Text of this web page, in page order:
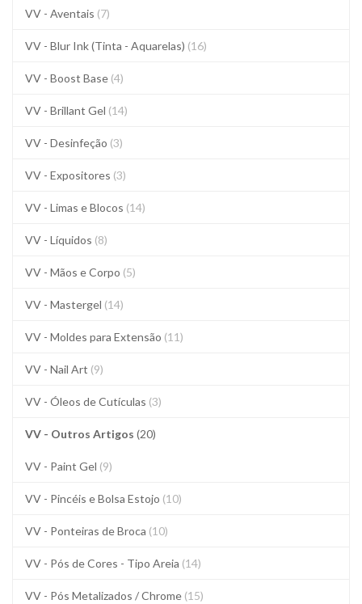
VV - Aventais (7)
VV - Blur Ink (Tinta - Aquarelas) (16)
VV - Boost Base (4)
VV - Brillant Gel (14)
VV - Desinfeção (3)
VV - Expositores (3)
VV - Limas e Blocos (14)
VV - Líquidos (8)
VV - Mãos e Corpo (5)
VV - Mastergel (14)
VV - Moldes para Extensão (11)
VV - Nail Art (9)
VV - Óleos de Cutículas (3)
VV - Outros Artigos (20)
VV - Paint Gel (9)
VV - Pincéis e Bolsa Estojo (10)
VV - Ponteiras de Broca (10)
VV - Pós de Cores - Tipo Areia (14)
VV - Pós Metalizados / Chrome (15)